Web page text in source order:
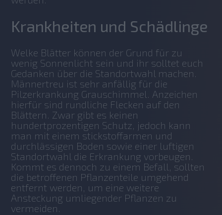
Krankheiten und Schädlinge
Welke Blätter können der Grund für zu
wenig Sonnenlicht sein und ihr solltet euch
Gedanken über die Standortwahl machen.
Männertreu ist sehr anfällig für die
Pilzerkrankung Grauschimmel. Anzeichen
hierfür sind rundliche Flecken auf den
Blättern. Zwar gibt es keinen
hundertprozentigen Schutz, jedoch kann
man mit einem stickstoffarmen und
durchlässigen Boden sowie einer luftigen
Standortwahl die Erkrankung vorbeugen.
Kommt es dennoch zu einem Befall, sollten
die betroffenen Pflanzenteile umgehend
entfernt werden, um eine weitere
Ansteckung umliegender Pflanzen zu
vermeiden.